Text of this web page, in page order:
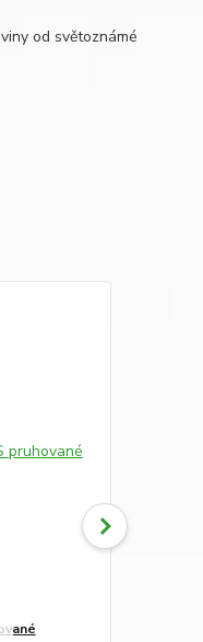
od světoznámé